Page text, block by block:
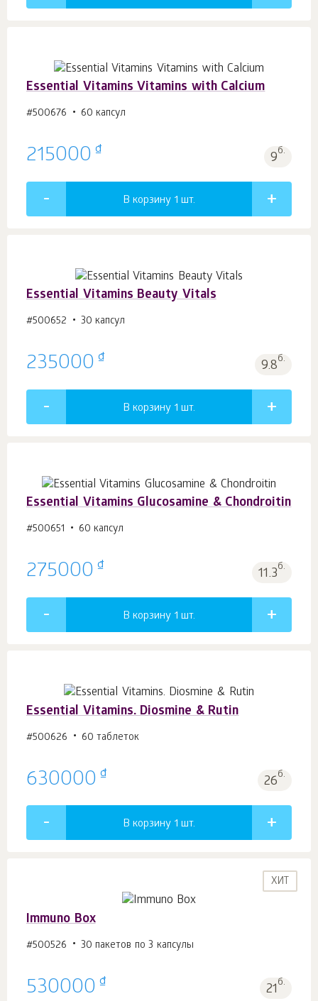
Essential Vitamins Vitamins with Calcium
#500676 60 капсул
215000 ₫ 9б.
В корзину 1 шт.
Essential Vitamins Beauty Vitals
#500652 30 капсул
235000 ₫ 9.8б.
В корзину 1 шт.
Essential Vitamins Glucosamine & Chondroitin
#500651 60 капсул
275000 ₫ 11.3б.
В корзину 1 шт.
Essential Vitamins. Diosmine & Rutin
#500626 60 таблеток
630000 ₫ 26б.
В корзину 1 шт.
ХИТ
Immuno Box
#500526 30 пакетов по 3 капсулы
530000 ₫ 21б.